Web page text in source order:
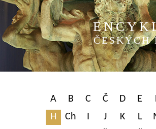
ČESKÝCH
A B C Č D E
H
Ch I J K L